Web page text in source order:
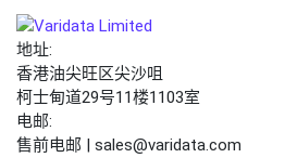
地址:
香港油尖旺区尖沙咀
柯士甸道29号11楼1103室
电邮:
售前电邮 | sales@varidata.com